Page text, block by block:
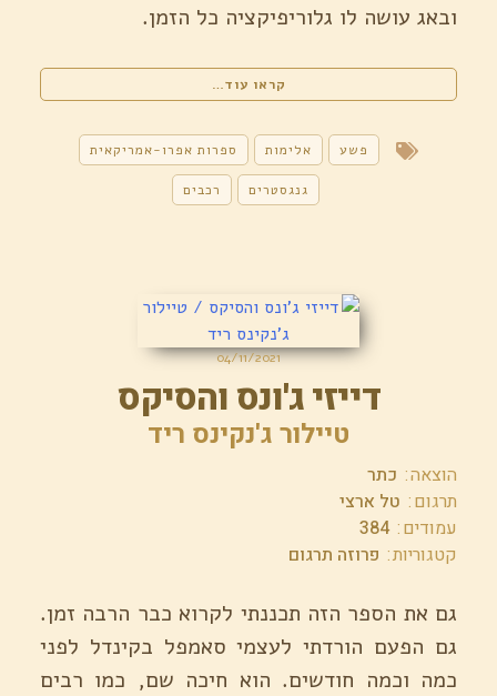
ובאג עושה לו גלוריפיקציה כל הזמן.
קראו עוד…
Wasteland
S.A.
Cosby"
פשע אלימות ספרות אפרו-אמריקאית
גנגסטרים רכבים
04/11/2021
דייזי ג'ונס והסיקס
טיילור ג'נקינס ריד
הוצאה כתר
תרגום טל ארצי
עמודים 384
קטגוריות פרוזה תרגום
גם את הספר הזה תכננתי לקרוא כבר הרבה זמן.
גם הפעם הורדתי לעצמי סאמפל בקינדל לפני
כמה וכמה חודשים. הוא חיכה שם, כמו רבים